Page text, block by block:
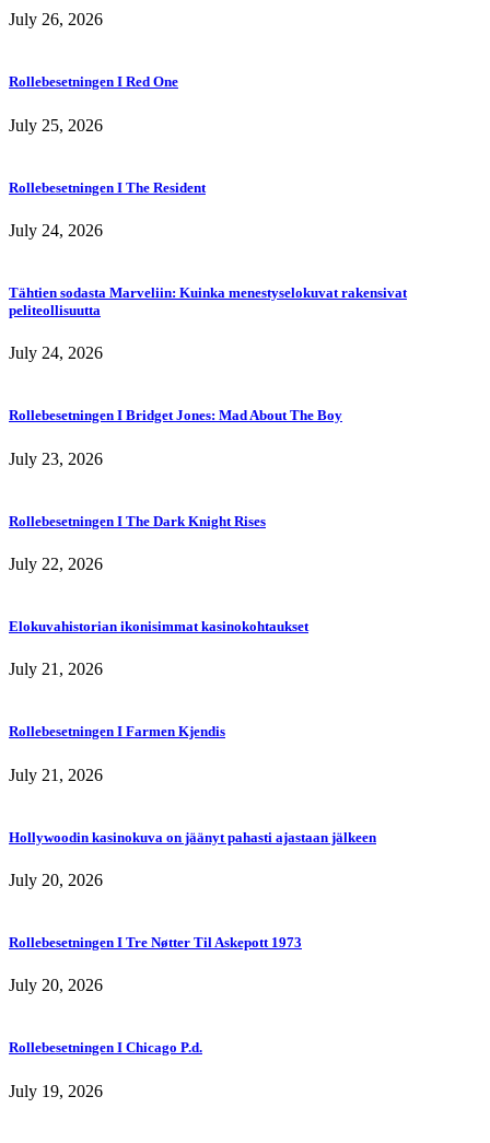
July 26, 2026
Rollebesetningen I Red One
July 25, 2026
Rollebesetningen I The Resident
July 24, 2026
Tähtien sodasta Marveliin: Kuinka menestyselokuvat rakensivat
peliteollisuutta
July 24, 2026
Rollebesetningen I Bridget Jones: Mad About The Boy
July 23, 2026
Rollebesetningen I The Dark Knight Rises
July 22, 2026
Elokuvahistorian ikonisimmat kasinokohtaukset
July 21, 2026
Rollebesetningen I Farmen Kjendis
July 21, 2026
Hollywoodin kasinokuva on jäänyt pahasti ajastaan jälkeen
July 20, 2026
Rollebesetningen I Tre Nøtter Til Askepott 1973
July 20, 2026
Rollebesetningen I Chicago P.d.
July 19, 2026